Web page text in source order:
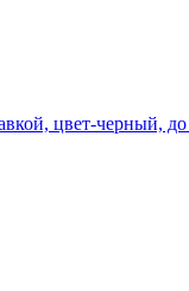
цвет-черный, до